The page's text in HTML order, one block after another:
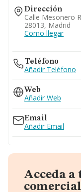
Dirección
Calle Mesonero
28013, Madrid
Como llegar
Teléfono
Añadir Teléfono
Web
Añadir Web
Email
Añadir Email
Acceda